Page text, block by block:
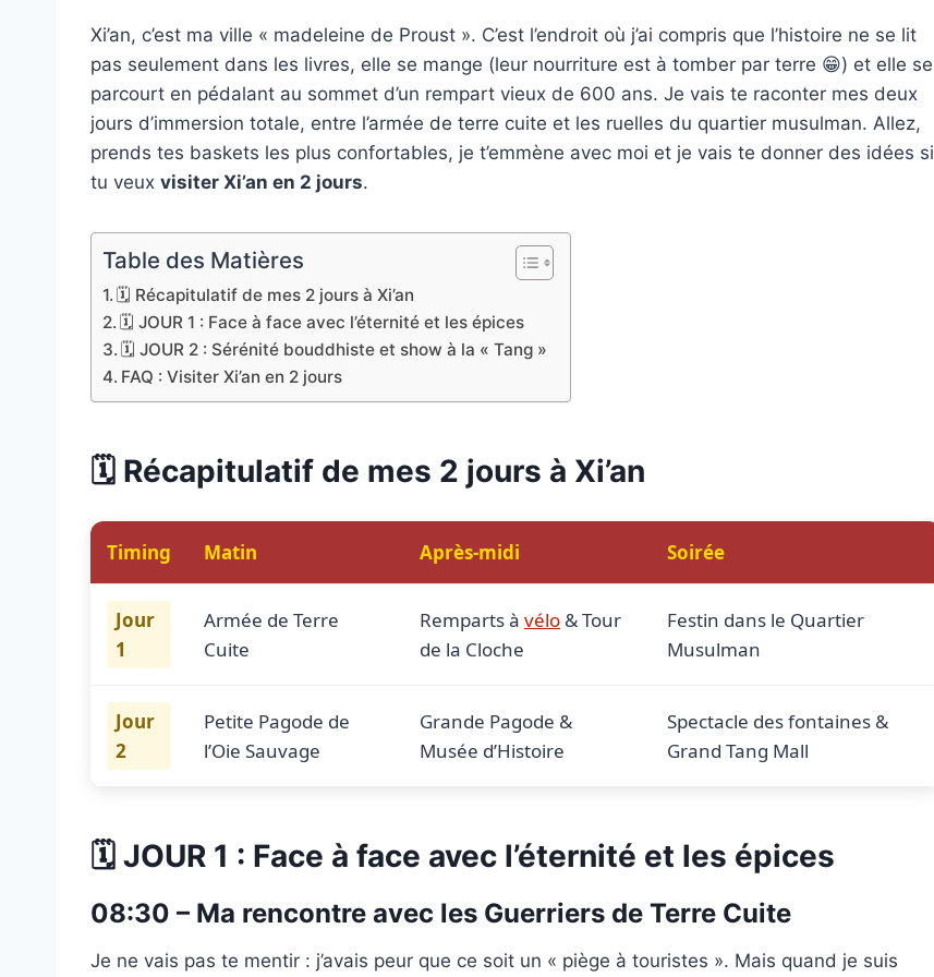
Xi’an, c’est ma ville « madeleine de Proust ». C’est l’endroit où j’ai compris que l’histoire ne se lit
pas seulement dans les livres, elle se mange (leur nourriture est à tomber par terre 😁) et elle se
parcourt en pédalant au sommet d’un rempart vieux de 600 ans. Je vais te raconter mes deux
jours d’immersion totale, entre l’armée de terre cuite et les ruelles du quartier musulman. Allez,
prends tes baskets les plus confortables, je t’emmène avec moi et je vais te donner des idées si
tu veux visiter Xi’an en 2 jours.
Table des Matières
🗓️ Récapitulatif de mes 2 jours à Xi’an
🗓️ JOUR 1 : Face à face avec l’éternité et les épices
🗓️ JOUR 2 : Sérénité bouddhiste et show à la « Tang »
FAQ : Visiter Xi’an en 2 jours
🗓️ Récapitulatif de mes 2 jours à Xi’an
Timing Matin Après-midi Soirée
Jour
1
Armée de Terre
Cuite
Remparts à vélo & Tour
de la Cloche
Festin dans le Quartier
Musulman
Jour
2
Petite Pagode de
l’Oie Sauvage
Grande Pagode &
Musée d’Histoire
Spectacle des fontaines &
Grand Tang Mall
🗓️ JOUR 1 : Face à face avec l’éternité et les épices
08:30 – Ma rencontre avec les Guerriers de Terre Cuite
Je ne vais pas te mentir : j’avais peur que ce soit un « piège à touristes ». Mais quand je suis